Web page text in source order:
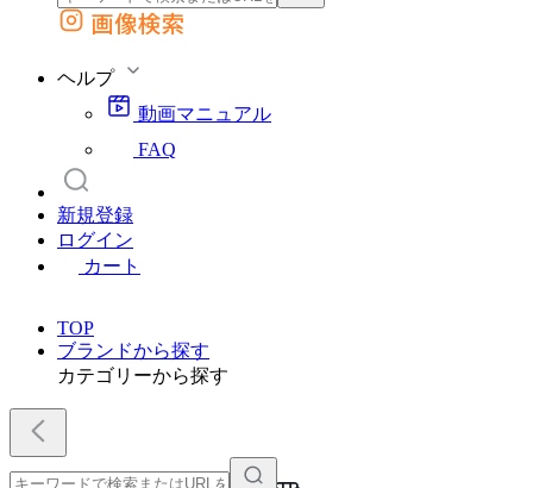
外部サイトの商品をカートに追加
画像検索
ヘルプ
動画マニュアル
FAQ
新規登録
ログイン
カート
TOP
ブランドから探す
カテゴリーから探す